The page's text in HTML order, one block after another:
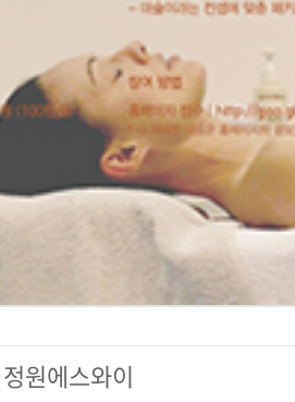
정원에스와이